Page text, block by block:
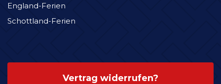
England-Ferien
Schottland-Ferien
Vertrag widerrufen?